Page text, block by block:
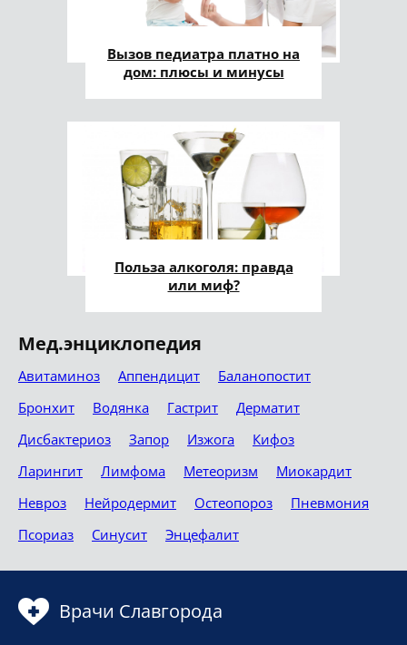
Вызов педиатра платно на
дом: плюсы и минусы
Польза алкоголя: правда
или миф?
Мед.энциклопедия
Авитаминоз Аппендицит
Баланопостит
Бронхит
Водянка Гастрит
Дерматит
Дисбактериоз
Запор Изжога
Кифоз
Ларингит
Лимфома Метеоризм
Миокардит
Невроз
Нейродермит Остеопороз
Пневмония
Псориаз
Синусит Энцефалит
Врачи Славгорода